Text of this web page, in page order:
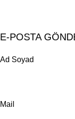
E-POSTA
Ad Soyad
Mail